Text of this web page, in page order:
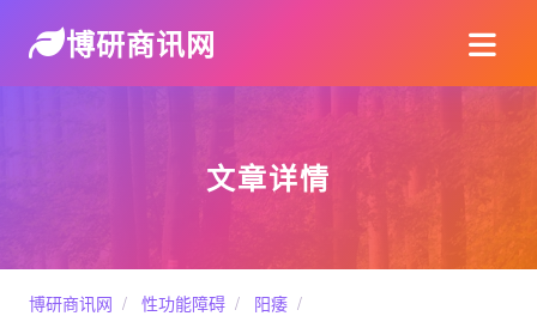
博研商讯网
文章详情
博研商讯网 / 性功能障碍 / 阳痿 /